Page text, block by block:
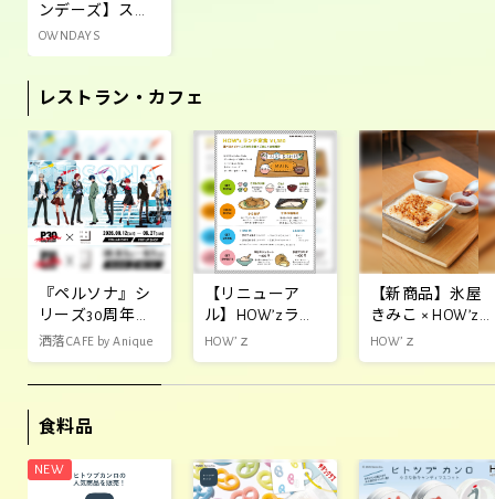
ンデーズ】スペ
イン バルセロナ
発のアイウェア
「MELLER(メラ
いたデザイン x
OWNDAYS
レストラン・カフェ
『ペルソナ』シ
リーズ30周年を
記念し、東急プ
画の開催が決
洒落CAFE by Anique
【リニューア
ル】HOW’zラン
チ定食が新登
HOW’ｚ
【新商品】氷屋
きみこ × HOW’z
コラボレーショ
HOW’ｚ
食料品